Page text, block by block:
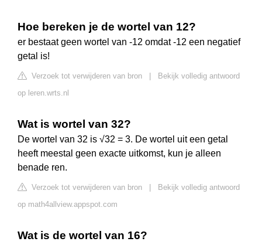
Hoe bereken je de wortel van 12?
er bestaat geen wortel van -12 omdat -12 een negatief
getal is!
Verzoek tot verwijderen van bron
Bekijk volledig antwoord
op leren.wrts.nl
Wat is wortel van 32?
De wortel van 32 is √32 = 3. De wortel uit een getal
heeft meestal geen exacte uitkomst, kun je alleen
benade ren.
Verzoek tot verwijderen van bron
Bekijk volledig antwoord
op math4allview.appspot.com
Wat is de wortel van 16?